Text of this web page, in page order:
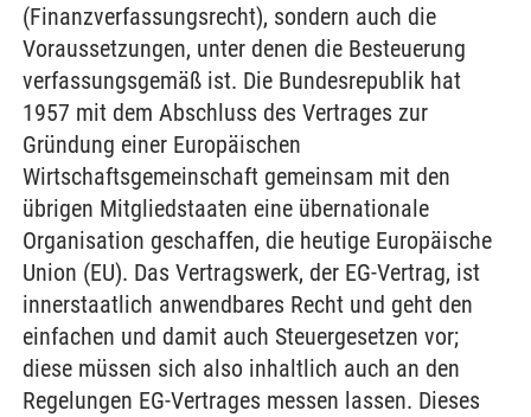
(Finanzverfassungsrecht), sondern auch die
Voraussetzungen, unter denen die Besteuerung
verfassungsgemäß ist. Die Bundesrepublik hat
1957 mit dem Abschluss des Vertrages zur
Gründung einer Europäischen
Wirtschaftsgemeinschaft gemeinsam mit den
übrigen Mitgliedstaaten eine übernationale
Organisation geschaffen, die heutige Europäische
Union (EU). Das Vertragswerk, der EG-Vertrag, ist
innerstaatlich anwendbares Recht und geht den
einfachen und damit auch Steuergesetzen vor;
diese müssen sich also inhaltlich auch an den
Regelungen EG-Vertrages messen lassen. Dieses